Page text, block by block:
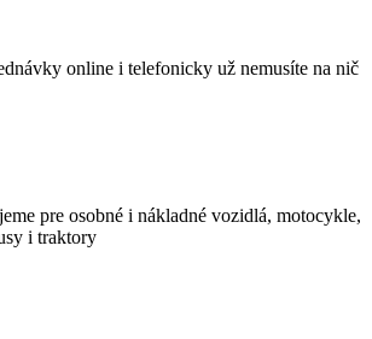
online i telefonicky už nemusíte na nič
pre osobné i nákladné vozidlá, motocykle,
i traktory